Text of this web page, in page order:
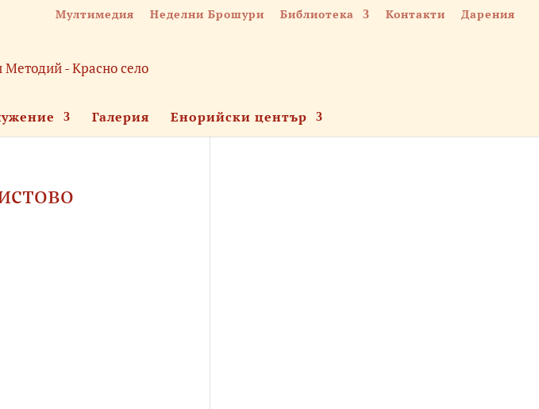
Мултимедия Неделни Брошури Библиотека Контакти Дарения
Галерия Енорийски център